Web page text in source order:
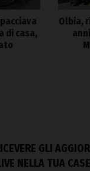
di casa,
Olbia,
GLI
NELLA TUA